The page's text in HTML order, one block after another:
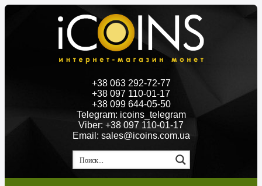
+38 063 292-72-77
+38 097 110-01-17
+38 099 644-05-50
Telegram: icoins_telegram
Viber: +38 097 110-01-17
Email: sales@icoins.com.ua